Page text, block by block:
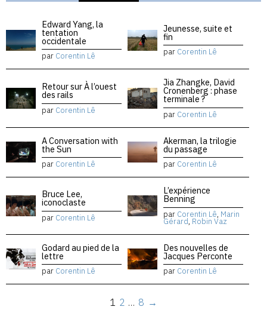
Edward Yang, la
tentation
occidentale
par Corentin Lê
Jeunesse, suite et
fin
par Corentin Lê
Retour sur À l’ouest
des rails
par Corentin Lê
Jia Zhangke, David
Cronenberg : phase
terminale ?
par Corentin Lê
A Conversation with
the Sun
par Corentin Lê
Akerman, la trilogie
du passage
par Corentin Lê
Bruce Lee,
iconoclaste
par Corentin Lê
L’expérience
Benning
par Corentin Lê, Marin
Gérard, Robin Vaz
Godard au pied de la
lettre
par Corentin Lê
Des nouvelles de
Jacques Perconte
par Corentin Lê
1 2 … 8 →